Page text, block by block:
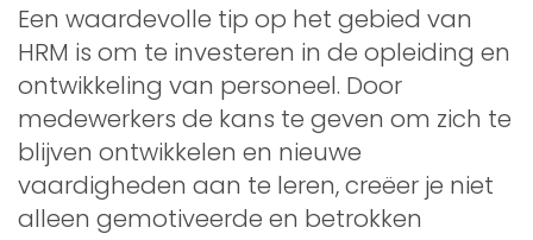
Een waardevolle tip op het gebied van
HRM is om te investeren in de opleiding en
ontwikkeling van personeel. Door
medewerkers de kans te geven om zich te
blijven ontwikkelen en nieuwe
vaardigheden aan te leren, creëer je niet
alleen gemotiveerde en betrokken